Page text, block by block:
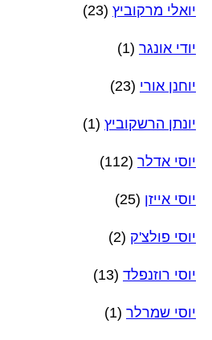
יואלי מרקוביץ (23)
יודי אונגר (1)
יוחנן אורי (23)
יונתן הרשקוביץ (1)
יוסי אדלר (112)
יוסי אייזן (25)
יוסי פולצ'ק (2)
יוסי רוזנפלד (13)
יוסי שמרלר (1)